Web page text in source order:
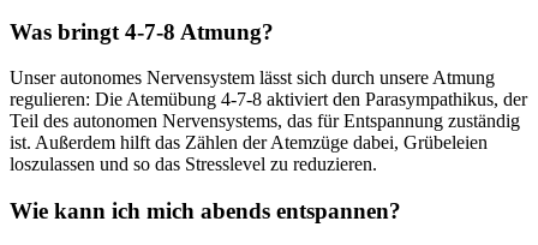
Was bringt 4-7-8 Atmung?
Unser autonomes Nervensystem lässt sich durch unsere Atmung
regulieren: Die Atemübung 4-7-8 aktiviert den Parasympathikus, der
Teil des autonomen Nervensystems, das für Entspannung zuständig
ist. Außerdem hilft das Zählen der Atemzüge dabei, Grübeleien
loszulassen und so das Stresslevel zu reduzieren.
Wie kann ich mich abends entspannen?